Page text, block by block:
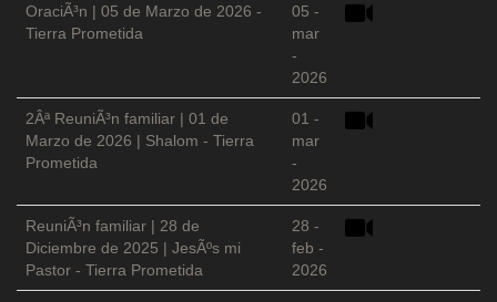
OraciÃ³n | 05 de Marzo de 2026 -
Tierra Prometida
05 -
mar
-
2026
2Âª ReuniÃ³n familiar | 01 de
Marzo de 2026 | Shalom - Tierra
Prometida
01 -
mar
-
2026
ReuniÃ³n familiar | 28 de
Diciembre de 2025 | JesÃºs mi
Pastor - Tierra Prometida
28 -
feb -
2026